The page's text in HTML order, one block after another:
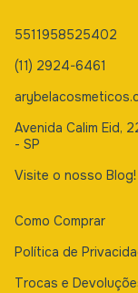
5511958525402
(11) 2924-6461
Avenida Calim Eid,
- SP
Visite o nosso Blog!
Como Comprar
Política de
Trocas e